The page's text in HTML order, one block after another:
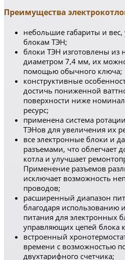
Преимущества
небольшие габариты и
блокам ТЭН;
блоки ТЭН изготовлены из
диаметром 7,4 мм, их
помощью обычного ключа;
конструктивные
достичь пониженной
поверхности ниже
ресурс;
применена система
ТЭНов для увеличения их
все электронные блоки и
разъемами, что облегчает
котла и улучшает
Применение разъемов
исключает возможность
проводов;
расширенный диапазон
благодаря использованию
питания для электронных
управляющих цепей блока
встроенный
времени с возможностью
двухтарифного счетчика;